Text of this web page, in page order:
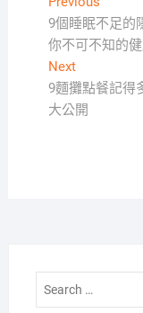
章
導
覽
post:
9個睡眠不足的
你不可不知的
NextNext
post:
9麵攤點餐記得
大公開